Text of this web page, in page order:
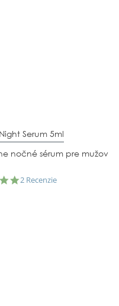
Serum 5ml
nočné sérum pre mužov
5.0
2 Recenzie